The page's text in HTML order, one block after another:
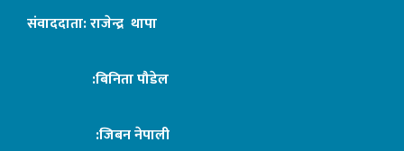
संवाददाता: राजेन्द्र थापा
:बिनिता पौडेल
:जिबन नेपाली